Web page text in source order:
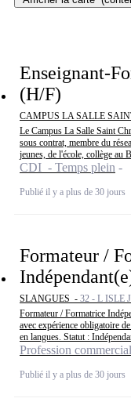
Enseignant-
(H/F)
CAMPUS LA SALLE
Le Campus La Salle Saint
sous contrat, membre du
jeunes, de l'école, collège au
CDI - Temps plein
Publié il y a plus de 30 jours
Formateur /
SLANGUES - 32 - L ISLE
Formateur / Formatrice
avec expérience obligatoire
en langues. Statut :
Profession
Publié il y a plus de 30 jours